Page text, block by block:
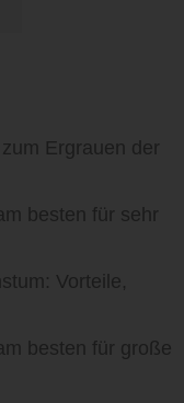
Ergrauen der
besten für sehr
Vorteile,
besten für große